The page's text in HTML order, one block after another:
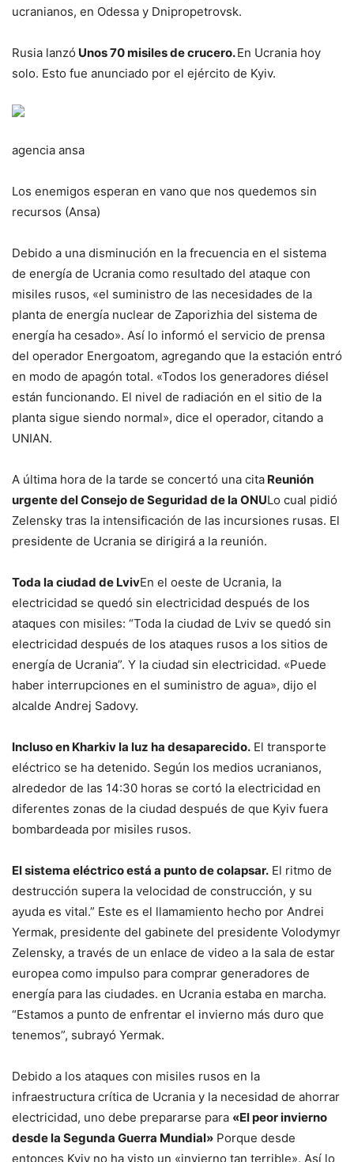
ucranianos, en Odessa y Dnipropetrovsk.
Rusia lanzó Unos 70 misiles de crucero.En Ucrania hoy
solo. Esto fue anunciado por el ejército de Kyiv.
agencia ansa
Los enemigos esperan en vano que nos quedemos sin
recursos (Ansa)
Debido a una disminución en la frecuencia en el sistema
de energía de Ucrania como resultado del ataque con
misiles rusos, «el suministro de las necesidades de la
planta de energía nuclear de Zaporizhia del sistema de
energía ha cesado». Así lo informó el servicio de prensa
del operador Energoatom, agregando que la estación entró
en modo de apagón total. «Todos los generadores diésel
están funcionando. El nivel de radiación en el sitio de la
planta sigue siendo normal», dice el operador, citando a
UNIAN.
A última hora de la tarde se concertó una cita Reunión
urgente del Consejo de Seguridad de la ONULo cual pidió
Zelensky tras la intensificación de las incursiones rusas. El
presidente de Ucrania se dirigirá a la reunión.
Toda la ciudad de LvivEn el oeste de Ucrania, la
electricidad se quedó sin electricidad después de los
ataques con misiles: “Toda la ciudad de Lviv se quedó sin
electricidad después de los ataques rusos a los sitios de
energía de Ucrania”. Y la ciudad sin electricidad. «Puede
haber interrupciones en el suministro de agua», dijo el
alcalde Andrej Sadovy.
Incluso en Kharkiv la luz ha desaparecido. El transporte
eléctrico se ha detenido. Según los medios ucranianos,
alrededor de las 14:30 horas se cortó la electricidad en
diferentes zonas de la ciudad después de que Kyiv fuera
bombardeada por misiles rusos.
El sistema eléctrico está a punto de colapsar. El ritmo de
destrucción supera la velocidad de construcción, y su
ayuda es vital.” Este es el llamamiento hecho por Andrei
Yermak, presidente del gabinete del presidente Volodymyr
Zelensky, a través de un enlace de video a la sala de estar
europea como impulso para comprar generadores de
energía para las ciudades. en Ucrania estaba en marcha.
“Estamos a punto de enfrentar el invierno más duro que
tenemos”, subrayó Yermak.
Debido a los ataques con misiles rusos en la
infraestructura crítica de Ucrania y la necesidad de ahorrar
electricidad, uno debe prepararse para «El peor invierno
desde la Segunda Guerra Mundial» Porque desde
entonces Kyiv no ha visto un «invierno tan terrible». Así lo